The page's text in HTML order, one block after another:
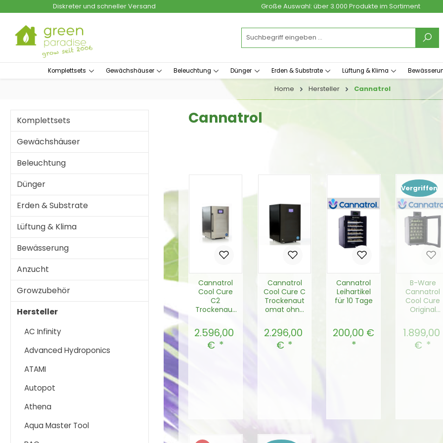
Hauptinhalt springen
Zur Suche springenDiskreter und schneller Versand Große Auswahl: über 3.000 Produkte im Sortiment
Komplettsets Gewächshäuser Beleuchtung Dünger Erden & Substrate Lüftung & Klima
Home Hersteller Cannatrol
Komplettsets
Gewächshäuser
Beleuchtung
Dünger
Erden & Substrate
Lüftung & Klima
Bewässerung
Anzucht
Growzubehör
Hersteller
AC Infinity
Advanced Hydroponics
ATAMI
Autopot
Athena
Aqua Master Tool
Cannatrol
Cannatrol
Cool Cure
C2
Trockenaut
WIFI
Regulärer Preis:
2.596,00
€
Produkt Anzahl: Gib den gewünschten
Cannatrol
Cool Cure C
Trockenaut
omat ohne
Regulärer Preis:
2.296,00
€
Produkt Anzahl: Gib den
Cannatrol
Leihartikel
für 10 Tage
Regulärer Preis:
200,00 €
Produkt Anzahl:
Vergriffen
B-Ware
Cannatrol
Cool Cure
Original
omat inkl
Black Out
Window Tint
Regulärer
1.899,00
€